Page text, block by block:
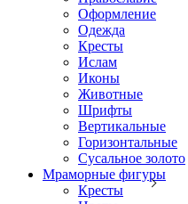
Оформление
Одежда
Кресты
Ислам
Иконы
Животные
Шрифты
Вертикальные
Горизонтальные
Сусальное золото
Мраморные фигуры
Кресты